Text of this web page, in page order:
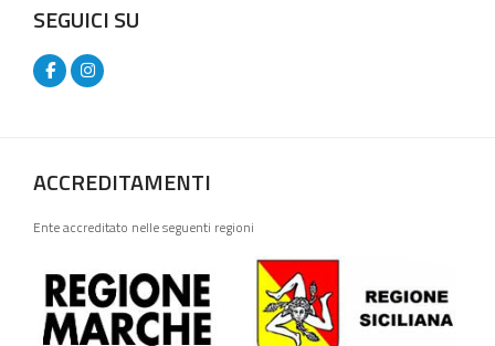
SEGUICI SU
ACCREDITAMENTI
Ente accreditato nelle seguenti regioni